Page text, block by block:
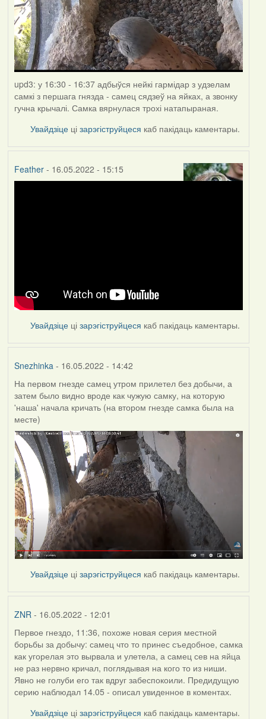
upd3: у 16:30 - 16:37 адбыўся нейкі гармідар з удзелам
самкі з першага гнязда - самец сядзеў на яйках, а звонку
гучна крычалі. Самка вярнулася трохі натапыраная.
Увайдзіце цізарэгіструйцеся каб пакідаць каментары.
Feather- 16.05.2022 - 15:15
Увайдзіце цізарэгіструйцеся каб пакідаць каментары.
Snezhinka - 16.05.2022 - 14:42
На первом гнезде самец утром прилетел без добычи, а
затем было видно вроде как чужую самку, на которую
'наша' начала кричать (на втором гнезде самка была на
месте)
Увайдзіце цізарэгіструйцеся каб пакідаць каментары.
ZNR - 16.05.2022 - 12:01
Первое гнездо, 11:36, похоже новая серия местной
борьбы за добычу: самец что то принес съедобное, самка
как угорелая это вырвала и улетела, а самец сев на яйца
не раз нервно кричал, поглядывая на кого то из ниши.
Явно не голуби его так вдруг забеспокоили. Предидущую
серию наблюдал 14.05 - описал увиденное в коментах.
Увайдзіце цізарэгіструйцеся каб пакідаць каментары.